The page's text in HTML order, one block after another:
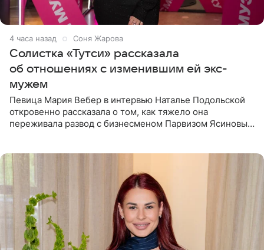
4 часа назад Соня Жарова
Солистка «Тутси» рассказала
об отношениях с изменившим ей экс-
мужем
Певица Мария Вебер в интервью Наталье Подольской
откровенно рассказала о том, как тяжело она
переживала развод с бизнесменом Парвизом Ясиновым.